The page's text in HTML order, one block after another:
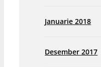
Januarie 2018
Desember 2017